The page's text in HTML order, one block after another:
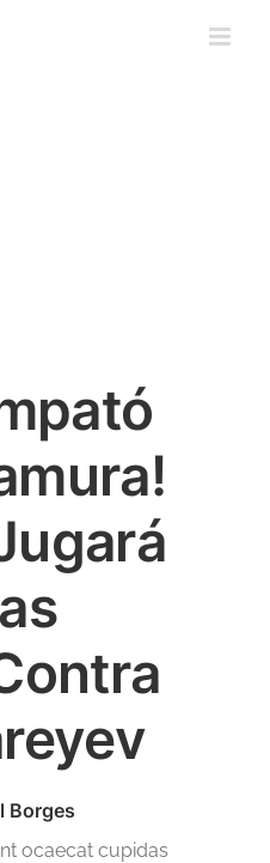
Borges
ocaecat cupidas